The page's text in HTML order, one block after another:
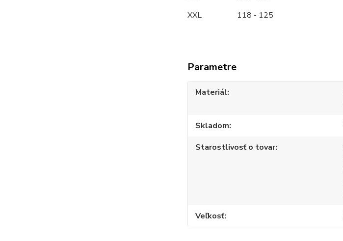
XXL 118 - 125
Parametre
Materiál
Skladom
Starostlivosť o tovar
Veľkosť